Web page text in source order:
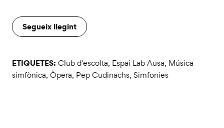
Segueix llegint
ETIQUETES: Club d'escolta, Espai Lab Ausa, Música
simfònica, Òpera, Pep Cudinachs, Simfonies